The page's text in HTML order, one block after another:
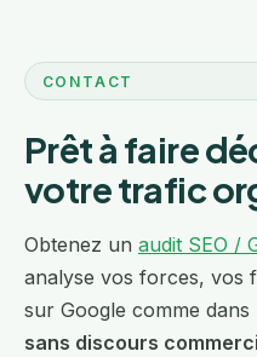
CONTACT
Prêt à faire
votre trafic
Obtenez un audit SEO /
analyse vos forces, vos
sur Google comme dans
sans discours